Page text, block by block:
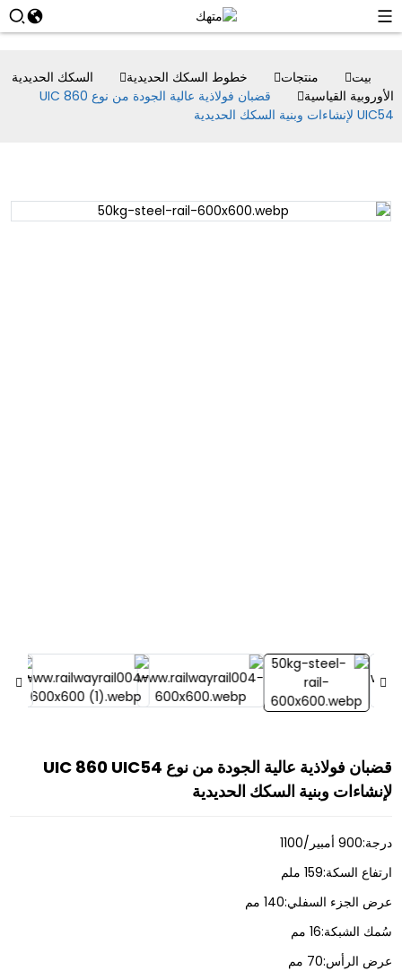
بيت منتجات خطوط السكك الحديدية
السكك الحديدية
الأوروبية القياسية
قضبان فولاذية عالية الجودة من نوع UIC 860
UIC54 لإنشاءات وبنية السكك الحديدية
قضبان فولاذية عالية الجودة من نوع UIC 860 UIC54
لإنشاءات وبنية السكك الحديدية
درجة:900 أمبير/1100
ارتفاع السكة:159 ملم
عرض الجزء السفلي:140 مم
سُمك الشبكة:16 مم
عرض الرأس:70 مم